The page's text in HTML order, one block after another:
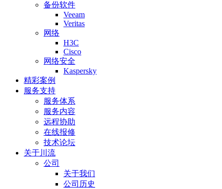
备份软件
Veeam
Veritas
网络
H3C
Cisco
网络安全
Kaspersky
精彩案例
服务支持
服务体系
服务内容
远程协助
在线报修
技术论坛
关于川流
公司
关于我们
公司历史